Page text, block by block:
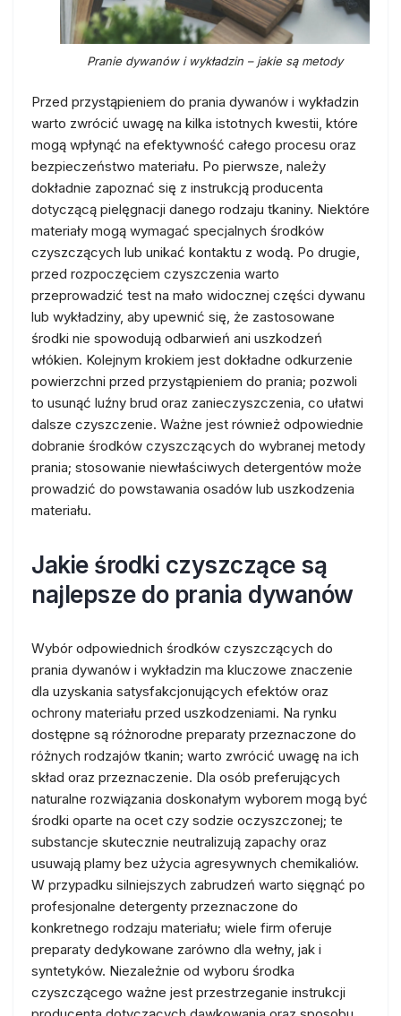
Pranie dywanów i wykładzin – jakie są metody
Przed przystąpieniem do prania dywanów i wykładzin
warto zwrócić uwagę na kilka istotnych kwestii, które
mogą wpłynąć na efektywność całego procesu oraz
bezpieczeństwo materiału. Po pierwsze, należy
dokładnie zapoznać się z instrukcją producenta
dotyczącą pielęgnacji danego rodzaju tkaniny. Niektóre
materiały mogą wymagać specjalnych środków
czyszczących lub unikać kontaktu z wodą. Po drugie,
przed rozpoczęciem czyszczenia warto
przeprowadzić test na mało widocznej części dywanu
lub wykładziny, aby upewnić się, że zastosowane
środki nie spowodują odbarwień ani uszkodzeń
włókien. Kolejnym krokiem jest dokładne odkurzenie
powierzchni przed przystąpieniem do prania; pozwoli
to usunąć luźny brud oraz zanieczyszczenia, co ułatwi
dalsze czyszczenie. Ważne jest również odpowiednie
dobranie środków czyszczących do wybranej metody
prania; stosowanie niewłaściwych detergentów może
prowadzić do powstawania osadów lub uszkodzenia
materiału.
Jakie środki czyszczące są
najlepsze do prania dywanów
Wybór odpowiednich środków czyszczących do
prania dywanów i wykładzin ma kluczowe znaczenie
dla uzyskania satysfakcjonujących efektów oraz
ochrony materiału przed uszkodzeniami. Na rynku
dostępne są różnorodne preparaty przeznaczone do
różnych rodzajów tkanin; warto zwrócić uwagę na ich
skład oraz przeznaczenie. Dla osób preferujących
naturalne rozwiązania doskonałym wyborem mogą być
środki oparte na ocet czy sodzie oczyszczonej; te
substancje skutecznie neutralizują zapachy oraz
usuwają plamy bez użycia agresywnych chemikaliów.
W przypadku silniejszych zabrudzeń warto sięgnąć po
profesjonalne detergenty przeznaczone do
konkretnego rodzaju materiału; wiele firm oferuje
preparaty dedykowane zarówno dla wełny, jak i
syntetyków. Niezależnie od wyboru środka
czyszczącego ważne jest przestrzeganie instrukcji